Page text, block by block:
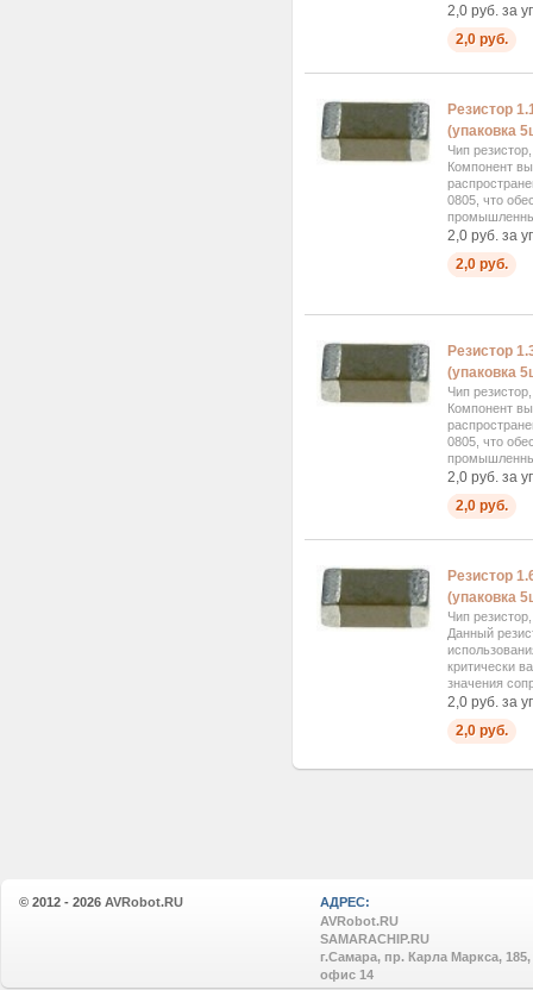
2,0 руб. за
2,0 руб.
Резистор
(упаковка
Чип
Компонент
0805, что
2,0 руб. за
2,0 руб.
Резистор
(упаковка
Чип
Компонент
0805, что
2,0 руб. за
2,0 руб.
Резистор
(упаковка
Чип
Данный
критически
значения
2,0 руб. за
2,0 руб.
© 2012 - 2026 AVRobot.RU
АДРЕС:
AVRobot.RU
SAMARACHIP.RU
г.Самара, пр. Карла Маркса, 185,
офис 14